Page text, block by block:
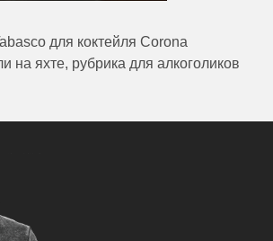
для коктейля Corona
на яхте, рубрика для алкоголиков